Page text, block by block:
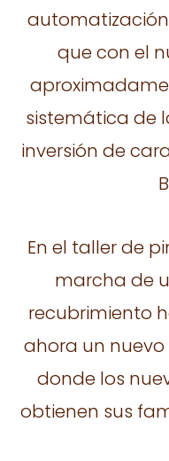
automatización
que con el
sistemática de
inversión de
En el taller de
marcha de
recubrimiento
ahora un nuevo
donde los
obtienen sus